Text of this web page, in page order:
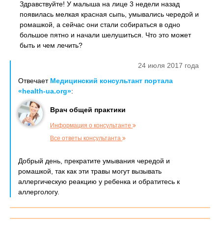
Здравствуйте! У малыша на лице 3 недели назад
появилась мелкая красная сыпь, умывались чередой и
ромашкой, а сейчас они стали собираться в одно
большое пятно и начали шелушиться. Что это может
быть и чем лечить?
24 июля 2017 года
Отвечает Медицинский консультант портала
«health-ua.org»:
Врач общей практики
Информация о консультанте
Все ответы консультанта
Добрый день, прекратите умывания чередой и
ромашкой, так как эти травы могут вызывать
аллергическую реакцию у ребенка и обратитесь к
аллергологу.